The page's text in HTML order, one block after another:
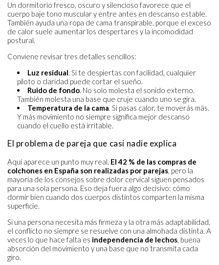
Un dormitorio fresco, oscuro y silencioso favorece que el
cuerpo baje tono muscular y entre antes en descanso estable.
También ayuda una ropa de cama transpirable, porque el exceso
de calor suele aumentar los despertares y la incomodidad
postural.
Conviene revisar tres detalles sencillos:
Luz residual. Si te despiertas con facilidad, cualquier
piloto o claridad puede cortar el sueño.
Ruido de fondo. No solo molesta el sonido externo.
También molesta una base que cruje cuando uno se gira.
Temperatura de la cama. Si pasas calor, te moverás más.
Y más movimiento no siempre significa mejor descanso
cuando el cuello está irritable.
El problema de pareja que casi nadie explica
Aquí aparece un punto muy real. El 42 % de las compras de
colchones en España son realizadas por parejas, pero la
mayoría de los consejos sobre dolor cervical siguen pensados
para una sola persona. Eso deja fuera algo decisivo: cómo
dormir bien cuando dos cuerpos distintos comparten la misma
superficie.
Si una persona necesita más firmeza y la otra más adaptabilidad,
el conflicto no siempre se resuelve con una almohada distinta. A
veces lo que hace falta es independencia de lechos, buena
absorción del movimiento y una base que no transmita cada
giro.